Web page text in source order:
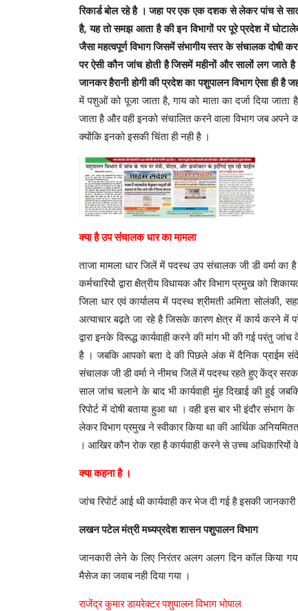
रिकार्ड बोल रहे है । जहा पर एक एक दशक से लेकर पांच से
है, यह तो समझ आता है की इन विभागों पर पूरे प्रदेश में
जैसा महत्वपूर्ण विभाग जिसमें संभागीय स्तर के संचालक
पर ऐसी कौन जांच होती है जिसमें महीनों और सालों लग जाते
जानकर हैरानी होगी की प्रदेश का पशुपालन विभाग ऐसा ही है
में पशुओं को पूजा जाता है, गाय को माता का दर्जा दिया
जाता है और वही इनको संचालित करने वाला विभाग जब अपने
क्योंकि इनको इसकी चिंता ही नही है ।
क्या है उप संचालक धार का मामला
ताजा मामला धार जिलें में पदस्थ उप संचालक जी डी वर्मा का
कर्मचारियोे द्वारा क्षैत्रीय विधायक और विभाग प्रमुख को
जिला धार एवं कार्यालय में पदस्थ श्रीमती अमिता सोलंकी,
अत्याचार बढ़ते जा रहे है जिसके कारण क्षेत्र में कार्य करने में
द्वारा इनके विरूद्ध कार्यवाही करने की मांग भी की गई परंतु
है । जबकि आपको बता दे की पिछले अंक में दैनिक प्राईम
संचालक जी डी वर्मा ने नीमच जिलें में पदस्थ रहते हुए केंद्र
साल जांच चलाने के बाद भी कार्यवाही मुंह दिखाई की हुई
रिपोर्ट में दोषी बताया हुआ था । वही इस बार भी इंदौर संभाग
लेकर विभाग प्रमुख ने स्वीकार किया था की आर्थिक
। आखिर कौन रोक रहा है कार्यवाही करने से उच्च अधिकारियों
क्या कहना है ।
जांच रिपोर्ट आई थी कार्यवाही कर भेज दी गई है इसकी
लखन पटेल मंत्री मध्यप्रदेश शासन पशुपालन विभाग
जानकारी लेने के लिए निरंतर अलग अलग दिन कॉल किया
मैसेज का जवाब नही दिया गया ।
राजेंद्र कुमार डायरेक्टर पशुपालन विभाग भोपाल